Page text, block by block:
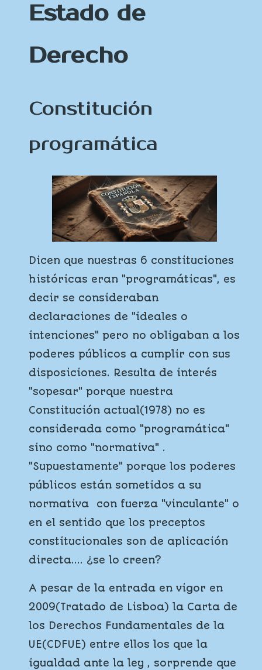
Estado de
Derecho
Constitución
programática
Dicen que nuestras 6 constituciones
históricas eran "programáticas", es
decir se consideraban
declaraciones de "ideales o
intenciones" pero no obligaban a los
poderes públicos a cumplir con sus
disposiciones. Resulta de interés
"sopesar" porque nuestra
Constitución actual(1978) no es
considerada como "programática"
sino como "normativa" .
"Supuestamente" porque los poderes
públicos están sometidos a su
normativa con fuerza "vinculante" o
en el sentido que los preceptos
constitucionales son de aplicación
directa.... ¿se lo creen?
A pesar de la entrada en vigor en
2009(Tratado de Lisboa) la Carta de
los Derechos Fundamentales de la
UE(CDFUE) entre ellos los que la
igualdad ante la ley , sorprende que